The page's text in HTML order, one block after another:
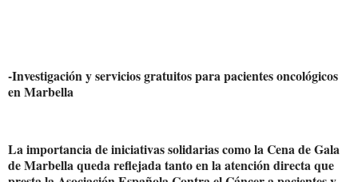
-Investigación y servicios gratuitos para pacientes oncológicos
en Marbella
La importancia de iniciativas solidarias como la Cena de Gala
de Marbella queda reflejada tanto en la atención directa que